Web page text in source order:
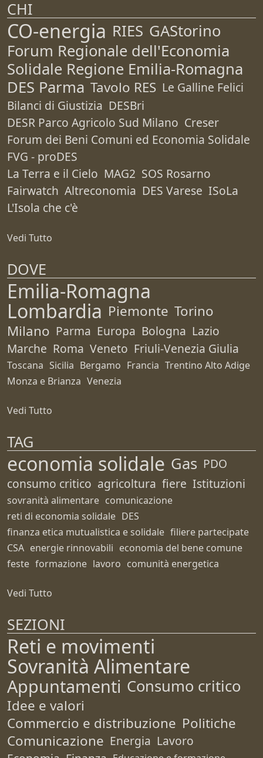
CHI
CO-energia RIES GAStorino
Forum Regionale dell'Economia
Solidale Regione Emilia-Romagna
DES Parma Tavolo RES Le Galline Felici
Bilanci di Giustizia DESBri
DESR Parco Agricolo Sud Milano Creser
Forum dei Beni Comuni ed Economia Solidale
FVG - proDES
La Terra e il Cielo MAG2 SOS Rosarno
Fairwatch Altreconomia DES Varese ISoLa
L'Isola che c'è
Vedi Tutto
DOVE
Emilia-Romagna
Lombardia Piemonte Torino
Milano Parma Europa Bologna Lazio
Marche Roma Veneto Friuli-Venezia Giulia
Toscana Sicilia Bergamo Francia Trentino Alto Adige
Monza e Brianza Venezia
Vedi Tutto
TAG
economia solidale Gas PDO
consumo critico agricoltura fiere Istituzioni
sovranità alimentare comunicazione
reti di economia solidale DES
finanza etica mutualistica e solidale filiere partecipate
CSA energie rinnovabili economia del bene comune
feste formazione lavoro comunità energetica
Vedi Tutto
SEZIONI
Reti e movimenti
Sovranità Alimentare
Appuntamenti Consumo critico
Idee e valori
Commercio e distribuzione Politiche
Comunicazione Energia Lavoro